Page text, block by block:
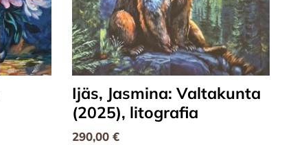
Ijäs, Jasmina: Valtakunta
(2025), litografia
290,00 €